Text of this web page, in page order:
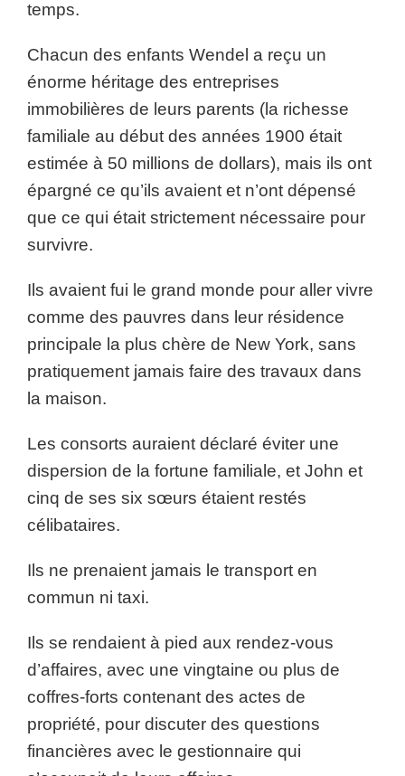
temps.
Chacun des enfants Wendel a reçu un
énorme héritage des entreprises
immobilières de leurs parents (la richesse
familiale au début des années 1900 était
estimée à 50 millions de dollars), mais ils ont
épargné ce qu’ils avaient et n’ont dépensé
que ce qui était strictement nécessaire pour
survivre.
Ils avaient fui le grand monde pour aller vivre
comme des pauvres dans leur résidence
principale la plus chère de New York, sans
pratiquement jamais faire des travaux dans
la maison.
Les consorts auraient déclaré éviter une
dispersion de la fortune familiale, et John et
cinq de ses six sœurs étaient restés
célibataires.
Ils ne prenaient jamais le transport en
commun ni taxi.
Ils se rendaient à pied aux rendez-vous
d’affaires, avec une vingtaine ou plus de
coffres-forts contenant des actes de
propriété, pour discuter des questions
financières avec le gestionnaire qui